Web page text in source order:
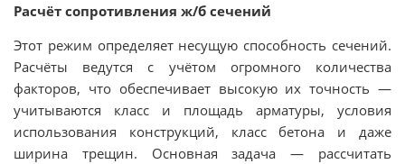
Расчёт сопротивления ж/б сечений
Этот режим определяет несущую способность сечений.
Расчёты ведутся с учётом огромного количества
факторов, что обеспечивает высокую их точность —
учитываются класс и площадь арматуры, условия
использования конструкций, класс бетона и даже
ширина трещин. Основная задача — рассчитать